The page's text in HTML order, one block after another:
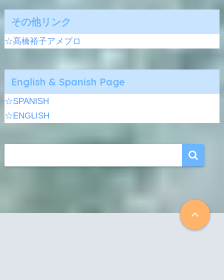
その他リンク
☆髙橋裕子アメブロ
English & Spanish Page
☆SPANISH
☆ENGLISH